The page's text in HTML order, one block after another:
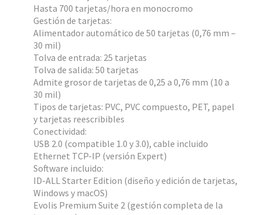
Hasta 700 tarjetas/hora en monocromo
Gestión de tarjetas:
Alimentador automático de 50 tarjetas (0,76 mm –
30 mil)
Tolva de entrada: 25 tarjetas
Tolva de salida: 50 tarjetas
Admite grosor de tarjetas de 0,25 a 0,76 mm (10 a
30 mil)
Tipos de tarjetas: PVC, PVC compuesto, PET, papel
y tarjetas reescribibles
Conectividad:
USB 2.0 (compatible 1.0 y 3.0), cable incluido
Ethernet TCP-IP (versión Expert)
Software incluido:
ID-ALL Starter Edition (diseño y edición de tarjetas,
Windows y macOS)
Evolis Premium Suite 2 (gestión completa de la